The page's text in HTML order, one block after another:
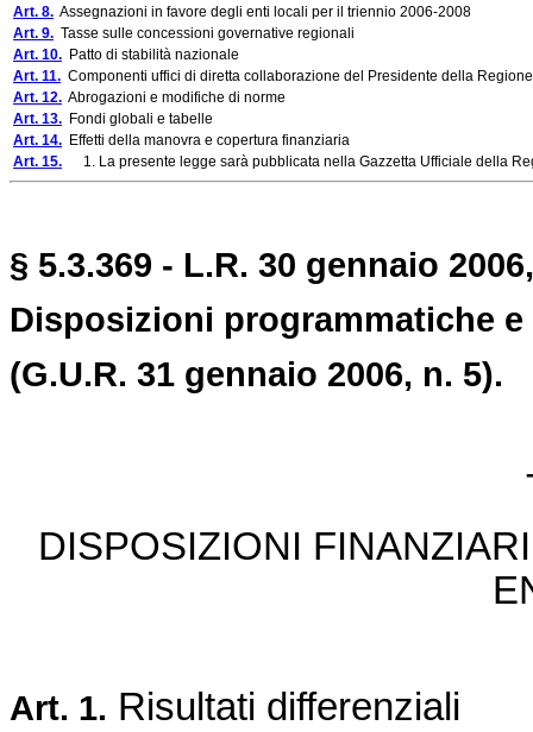
Art. 8. Assegnazioni in favore degli enti locali per il triennio 2006-2008
Art. 9. Tasse sulle concessioni governative regionali
Art. 10. Patto di stabilità nazionale
Art. 11. Componenti uffici di diretta collaborazione del Presidente della
Art. 12. Abrogazioni e modifiche di norme
Art. 13. Fondi globali e tabelle
Art. 14. Effetti della manovra e copertura finanziaria
Art. 15. 1. La presente legge sarà pubblicata nella Gazzetta Ufficiale della
§ 5.3.369 - L.R. 30 gennaio
Disposizioni programmatiche
(G.U.R. 31 gennaio 2006, n. 5).
DISPOSIZIONI
Art. 1. Risultati differenziali